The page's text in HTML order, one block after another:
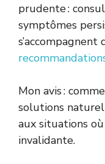
prudente :
symptômes
Mon avis :
solutions
aux situations
invalidante.